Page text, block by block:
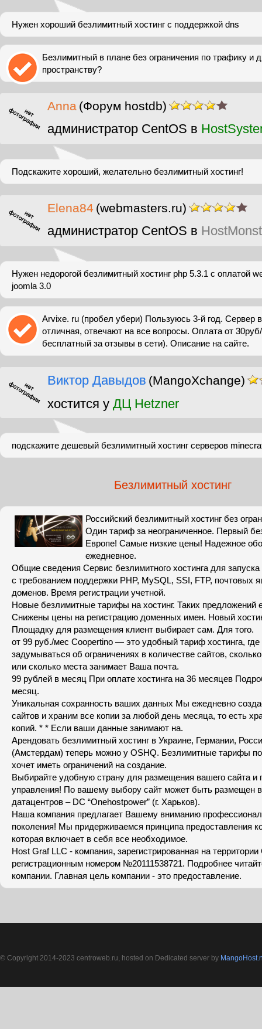
Нужен хороший безлимитный хостинг с поддержкой dns
Безлимитный в плане без ограничения по трафику и
пространству?
Anna (Форум hostdb)
администратор CentOS в
Подскажите хороший, желательно безлимитный хостинг!
Elena84 (webmasters.ru)
администратор CentOS в
Нужен недорогой безлимитный хостинг php 5.3.1 с оплатой
joomla 3.0
Arvixe. ru (пробел убери) Пользуюсь 3-й год.
отличная, отвечают на все вопросы. Оплата от
бесплатный за отзывы в сети). Описание на сайте.
Виктор Давыдов (MangoXchange)
хостится у ДЦ Hetzner
подскажите дешевый безлимитный хостинг серверов
Безлимитный хостинг
Российский безлимитный хостинг без
Один тариф за неограниченное. Первый
Европе! Самые низкие цены! Надежное
ежедневное.
Общие сведения Сервис безлимитного хостинга для
с требованием поддержки PHP, MySQL, SSI, FTP, почтовых
доменов. Время регистрации учетной.
Новые безлимитные тарифы на хостинг. Таких предложений
Снижены цены на регистрацию доменных имен. Новый
Площадку для размещения клиент выбирает сам. Для того.
от 99 руб./мес Coopertino — это удобный тариф хостинга,
задумываться об ограничениях в количестве сайтов,
или сколько места занимает Ваша почта.
99 рублей в месяц При оплате хостинга на 36 месяцев
месяц.
Уникальная сохранность ваших данных Мы ежедневно
сайтов и храним все копии за любой день месяца, то есть
копий. * * Если ваши данные занимают на.
Арендовать безлимитный хостинг в Украине, Германии,
(Амстердам) теперь можно у OSHQ. Безлимитные тарифы
хочет иметь ограничений на создание.
Выбирайте удобную страну для размещения вашего сайта и
управления! По вашему выбору сайт может быть размещен
датацентров – DC “Onehostpower” (г. Харьков).
Наша компания предлагает Вашему вниманию
поколения! Мы придерживаемся принципа предоставления
которая включает в себя все необходимое.
Host Graf LLC - компания, зарегистрированная на
регистрационным номером №20111538721. Подробнее
компании. Главная цель компании - это предоставление.
© Copyright 2014-2023 centroweb.ru, hosted on Dedicated server by